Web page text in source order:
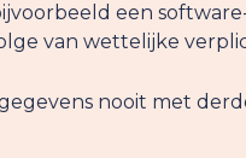
een
van wettelijke
nooit met